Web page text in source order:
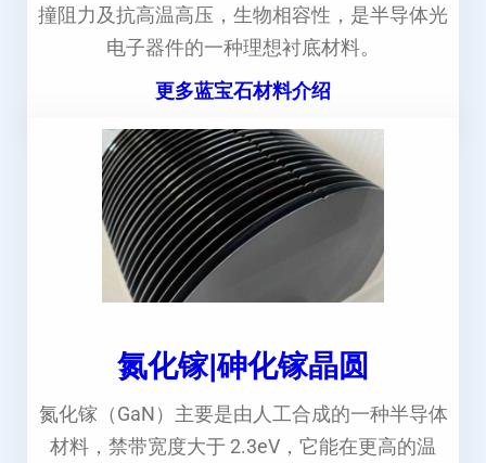
撞阻力及抗高温高压，生物相容性，是半导体光
电子器件的一种理想衬底材料。
更多蓝宝石材料介绍
氮化镓|砷化镓晶圆
氮化镓（GaN）主要是由人工合成的一种半导体
材料，禁带宽度大于 2.3eV，它能在更高的温